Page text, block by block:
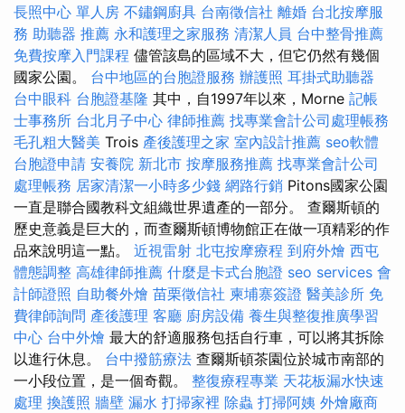
長照中心 單人房 不鏽鋼廚具 台南徵信社 離婚 台北按摩服
務 助聽器 推薦 永和護理之家服務 清潔人員 台中整骨推薦
免費按摩入門課程 儘管該島的區域不大，但它仍然有幾個
國家公園。 台中地區的台胞證服務 辦護照 耳掛式助聽器
台中眼科 台胞證基隆 其中，自1997年以來，Morne 記帳
士事務所 台北月子中心 律師推薦 找專業會計公司處理帳務
毛孔粗大醫美 Trois 產後護理之家 室內設計推薦 seo軟體
台胞證申請 安養院 新北市 按摩服務推薦 找專業會計公司
處理帳務 居家清潔一小時多少錢 網路行銷 Pitons國家公園
一直是聯合國教科文組織世界遺產的一部分。 查爾斯頓的
歷史意義是巨大的，而查爾斯頓博物館正在做一項精彩的作
品來說明這一點。 近視雷射 北屯按摩療程 到府外燴 西屯
體態調整 高雄律師推薦 什麼是卡式台胞證 seo services 會
計師證照 自助餐外燴 苗栗徵信社 柬埔寨簽證 醫美診所 免
費律師詢問 產後護理 客廳 廚房設備 養生與整復推廣學習
中心 台中外燴 最大的舒適服務包括自行車，可以將其拆除
以進行休息。 台中撥筋療法 查爾斯頓茶園位於城市南部的
一小段位置，是一個奇觀。 整復療程專業 天花板漏水快速
處理 換護照 牆壁 漏水 打掃家裡 除蟲 打掃阿姨 外燴廠商